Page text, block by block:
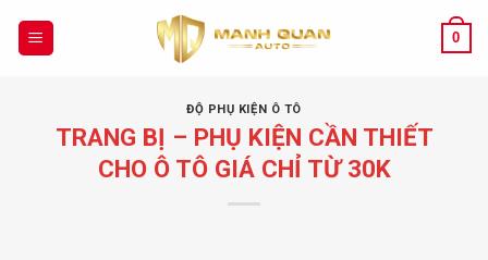
0
ĐỘ PHỤ KIỆN Ô TÔ
TRANG BỊ – PHỤ KIỆN CẦN THIẾT
CHO Ô TÔ GIÁ CHỈ TỪ 30K